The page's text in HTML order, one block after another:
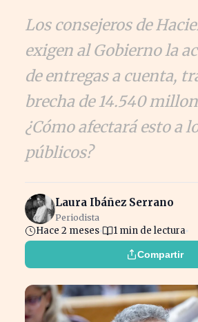
Los consejeros de
exigen al Gobierno la
de entregas a cuenta,
brecha de 14.540
¿Cómo afectará esto a
públicos?
Laura Ibáñez Serrano
Periodista
Hace 2 meses 1 min de lectura
Compartir